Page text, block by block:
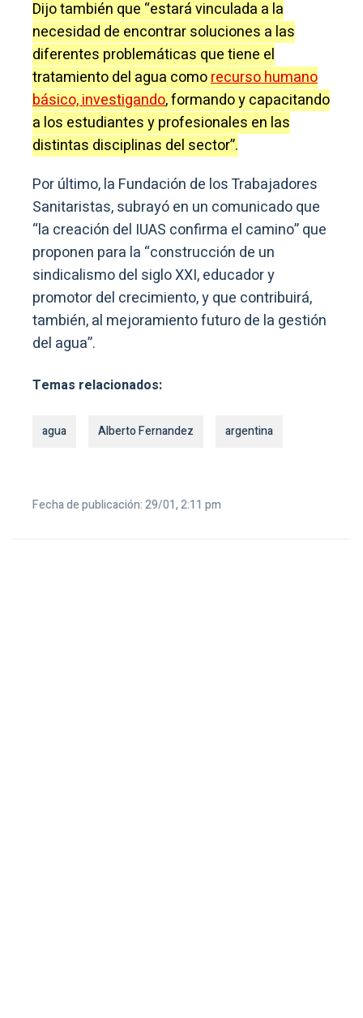
Dijo también que “estará vinculada a la
necesidad de encontrar soluciones a las
diferentes problemáticas que tiene el
tratamiento del agua comorecurso humano
básico, investigando, formando y capacitando
a los estudiantes y profesionales en las
distintas disciplinas del sector”.
Por último, la Fundación de los Trabajadores
Sanitaristas, subrayó en un comunicado que
“la creación del IUAS confirma el camino” que
proponen para la “construcción de un
sindicalismo del siglo XXI, educador y
promotor del crecimiento, y que contribuirá,
también, al mejoramiento futuro de la gestión
del agua”.
Temas relacionados:
agua Alberto Fernandez argentina
Fecha de publicación: 29/01, 2:11 pm